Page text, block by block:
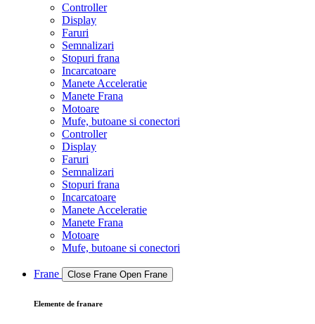
Controller
Display
Faruri
Semnalizari
Stopuri frana
Incarcatoare
Manete Acceleratie
Manete Frana
Motoare
Mufe, butoane si conectori
Controller
Display
Faruri
Semnalizari
Stopuri frana
Incarcatoare
Manete Acceleratie
Manete Frana
Motoare
Mufe, butoane si conectori
Frane Close Frane Open Frane
Elemente de franare